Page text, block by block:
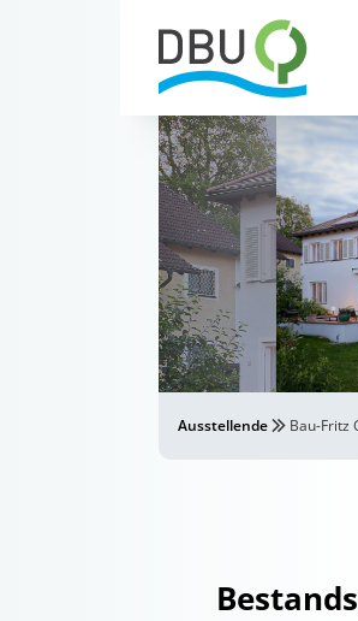
Ausstellende Bau-Fritz